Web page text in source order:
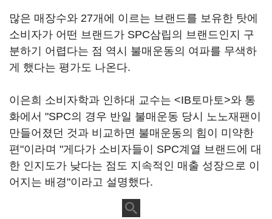
많은 매장수와 27개에 이르는 브랜드를 보유한 탓에
소비자가 어떤 브랜드가 SPC삼립의 브랜드인지 구
분하기 어렵다는 점 역시 불매운동의 여파를 무색하
게 했다는 평가도 나온다.
이은희 소비자학과 인하대 교수는 <IB토마토>와 통
화에서 "SPC의 경우 반일 불매운동 당시 노노재팬이
만들어졌던 것과 비교하면 불매운동의 힘이 미약한
편"이라며 "게다가 소비자들이 SPC계열 브랜드에 대
한 인지도가 낮다는 점도 지속적인 매출 성장으로 이
어지는 배경"이라고 설명했다.